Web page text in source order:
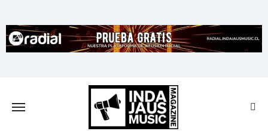
to
content